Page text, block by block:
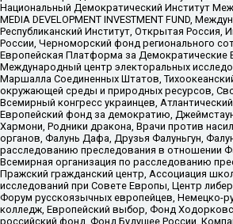
Национальный Демократический Институт
MEDIA DEVELOPMENT INVESTMENT FUND,
Республиканский Институт, Открытая Россия,
России, Черноморский фонд регионального
Европейская Платформа за Демократические
Международный центр электоральных
Маршалла Соединенных Штатов,
окружающей среды и природных ресурсов,
Всемирный конгресс украинцев,
Европейский фонд за демократию,
Хармони, Родники дракона, Врачи против
органов, Фалунь Дафа, Друзья Фалуньгун,
расследованию преследования в отношении
Всемирная организация по расследованию
Пражский гражданский центр, Ассоциация
исследований при Совете Европы, Центр
Форум русскоязычных европейцев, Немецко-
колледж, Европейский выбор, Фонд
российский фонд, Фонд Будущее России,